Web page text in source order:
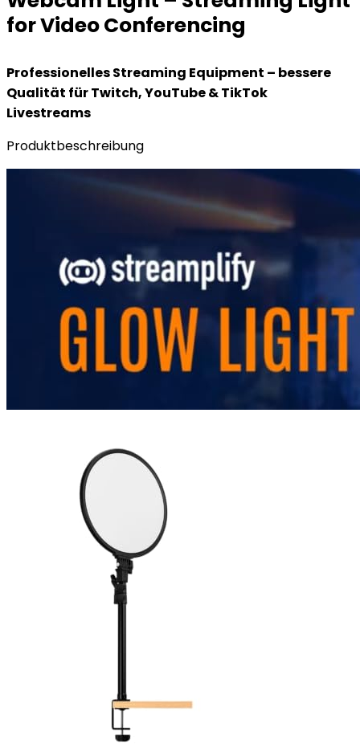
for Video Conferencing
Professionelles Streaming Equipment – bessere
Qualität für Twitch, YouTube & TikTok
Livestreams
Produktbeschreibung